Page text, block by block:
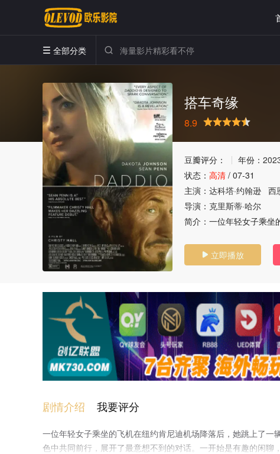
 全部分类 
搭车奇缘
8.9
很差较差还行 推荐力荐
豆瓣评分： 年份：
状态： 高清 / 07-31
主演： 达科塔·约翰逊 西
导演： 克里斯蒂·哈尔
简介： 一位年轻女子乘坐
 立即播放
剧情介绍 我要评分
一位年轻女子乘坐的飞机在纽约肯尼迪机场降落后，她跳上了
色中共同前行，展开了最意想不到的对话。一开始是有趣的闲